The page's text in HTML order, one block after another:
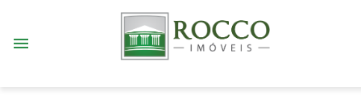
menu